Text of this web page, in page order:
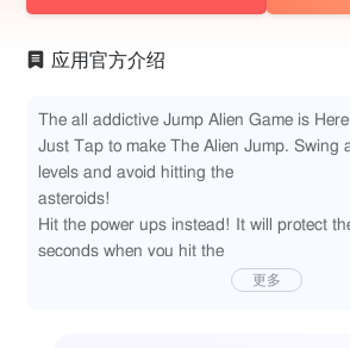
应用官方介绍
The all addictive Jump Alien Game is
Just Tap to make The Alien Jump. Swing
levels and avoid hitting the
asteroids!
Hit the power ups instead! It will protect
seconds when you hit the
asteroids. Also you will be flying faster
更多